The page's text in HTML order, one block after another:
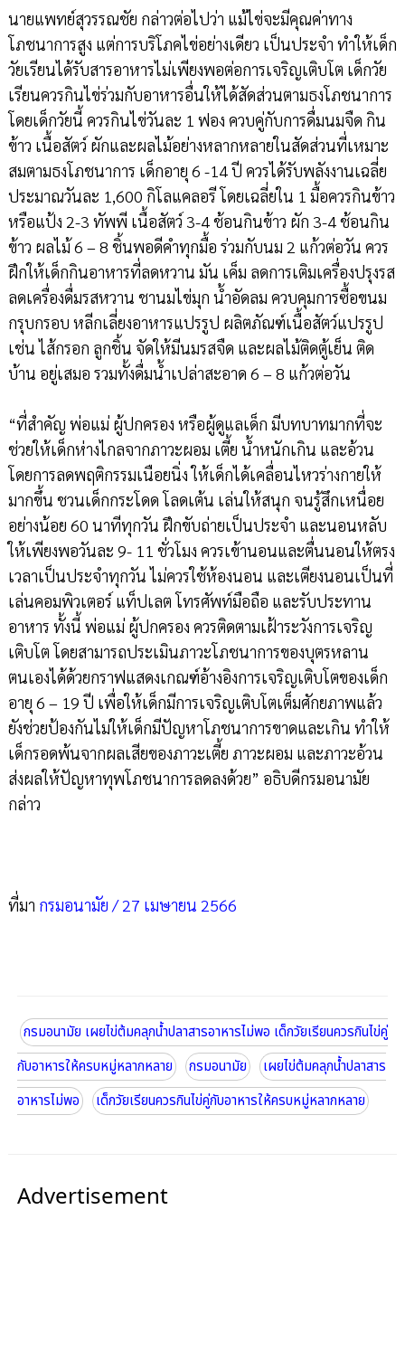
นายแพทย์สุวรรณชัย กล่าวต่อไปว่า แม้ไข่จะมีคุณค่าทาง
โภชนาการสูง แต่การบริโภคไข่อย่างเดียว เป็นประจำ ทำให้เด็ก
วัยเรียนได้รับสารอาหารไม่เพียงพอต่อการเจริญเติบโต เด็กวัย
เรียนควรกินไข่ร่วมกับอาหารอื่นให้ได้สัดส่วนตามธงโภชนาการ
โดยเด็กวัยนี้ ควรกินไข่วันละ 1 ฟอง ควบคู่กับการดื่มนมจืด กิน
ข้าว เนื้อสัตว์ ผักและผลไม้อย่างหลากหลายในสัดส่วนที่เหมาะ
สมตามธงโภชนาการ เด็กอายุ 6 -14 ปี ควรได้รับพลังงานเฉลี่ย
ประมาณวันละ 1,600 กิโลแคลอรี โดยเฉลี่ยใน 1 มื้อควรกินข้าว
หรือแป้ง 2-3 ทัพพี เนื้อสัตว์ 3-4 ช้อนกินข้าว ผัก 3-4 ช้อนกิน
ข้าว ผลไม้ 6 – 8 ชิ้นพอดีคำทุกมื้อ ร่วมกับนม 2 แก้วต่อวัน ควร
ฝึกให้เด็กกินอาหารที่ลดหวาน มัน เค็ม ลดการเติมเครื่องปรุงรส
ลดเครื่องดื่มรสหวาน ชานมไข่มุก น้ำอัดลม ควบคุมการซื้อขนม
กรุบกรอบ หลีกเลี่ยงอาหารแปรรูป ผลิตภัณฑ์เนื้อสัตว์แปรรูป
เช่น ไส้กรอก ลูกชิ้น จัดให้มีนมรสจืด และผลไม้ติดตู้เย็น ติด
บ้าน อยู่เสมอ รวมทั้งดื่มน้ำเปล่าสะอาด 6 – 8 แก้วต่อวัน
“ที่สำคัญ พ่อแม่ ผู้ปกครอง หรือผู้ดูแลเด็ก มีบทบาทมากที่จะ
ช่วยให้เด็กห่างไกลจากภาวะผอม เตี้ย น้ำหนักเกิน และอ้วน
โดยการลดพฤติกรรมเนือยนิ่ง ให้เด็กได้เคลื่อนไหวร่างกายให้
มากขึ้น ชวนเด็กกระโดด โลดเต้น เล่นให้สนุก จนรู้สึกเหนื่อย
อย่างน้อย 60 นาทีทุกวัน ฝึกขับถ่ายเป็นประจำ และนอนหลับ
ให้เพียงพอวันละ 9- 11 ชั่วโมง ควรเข้านอนและตื่นนอนให้ตรง
เวลาเป็นประจำทุกวัน ไม่ควรใช้ห้องนอน และเตียงนอนเป็นที่
เล่นคอมพิวเตอร์ แท็ปเลต โทรศัพท์มือถือ และรับประทาน
อาหาร ทั้งนี้ พ่อแม่ ผู้ปกครอง ควรติดตามเฝ้าระวังการเจริญ
เติบโต โดยสามารถประเมินภาวะโภชนาการของบุตรหลาน
ตนเองได้ด้วยกราฟแสดงเกณฑ์อ้างอิงการเจริญเติบโตของเด็ก
อายุ 6 – 19 ปี เพื่อให้เด็กมีการเจริญเติบโตเต็มศักยภาพแล้ว
ยังช่วยป้องกันไม่ให้เด็กมีปัญหาโภชนาการขาดและเกิน ทำให้
เด็กรอดพ้นจากผลเสียของภาวะเตี้ย ภาวะผอม และภาวะอ้วน
ส่งผลให้ปัญหาทุพโภชนาการลดลงด้วย” อธิบดีกรมอนามัย
กล่าว
ที่มา กรมอนามัย / 27 เมษายน 2566
กรมอนามัย เผยไข่ต้มคลุกน้ำปลาสารอาหารไม่พอ เด็กวัยเรียนควรกินไข่คู่
กับอาหารให้ครบหมู่หลากหลาย
กรมอนามัย
เผยไข่ต้มคลุกน้ำปลาสาร
อาหารไม่พอ
เด็กวัยเรียนควรกินไข่คู่กับอาหารให้ครบหมู่หลากหลาย
Advertisement